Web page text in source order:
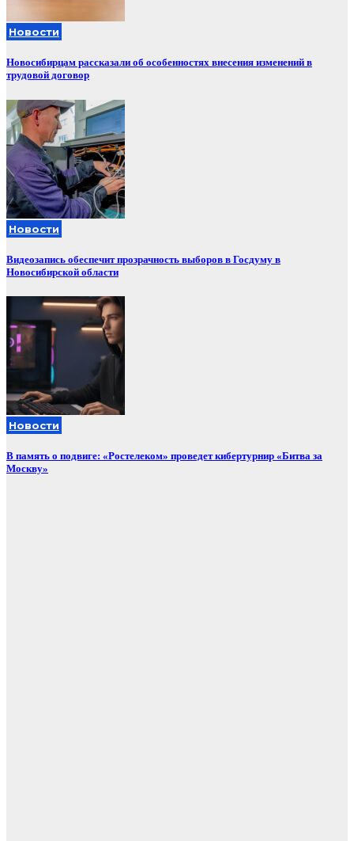
Новости
Новосибирцам рассказали об особенностях внесения изменений в
трудовой договор
Новости
Видеозапись обеспечит прозрачность выборов в Госдуму в
Новосибирской области
Новости
В память о подвиге: «Ростелеком» проведет кибертурнир «Битва за
Москву»